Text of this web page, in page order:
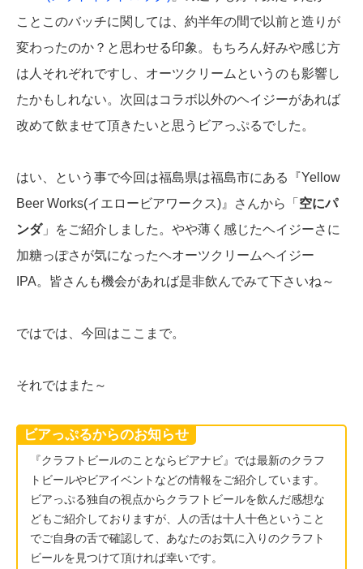
ことこのバッチに関しては、約半年の間で以前と造りが
変わったのか？と思わせる印象。もちろん好みや感じ方
は人それぞれですし、オーツクリームというのも影響し
たかもしれない。次回はコラボ以外のヘイジーがあれば
改めて飲ませて頂きたいと思うビアっぷるでした。
はい、という事で今回は福島県は福島市にある『Yellow
Beer Works(イエロービアワークス)』さんから「 空にパ
ンダ」をご紹介しました。やや薄く感じたヘイジーさに
加糖っぽさが気になったヘオーツクリームヘイジー
IPA。皆さんも機会があれば是非飲んでみて下さいね～
ではでは、今回はここまで。
それではまた～
ビアっぷるからのお知らせ
『クラフトビールのことならビアナビ』では最新のクラフ
トビールやビアイベントなどの情報をご紹介しています。
ビアっぷる独自の視点からクラフトビールを飲んだ感想な
どもご紹介しておりますが、人の舌は十人十色ということ
でご自身の舌で確認して、あなたのお気に入りのクラフト
ビールを見つけて頂ければ幸いです。